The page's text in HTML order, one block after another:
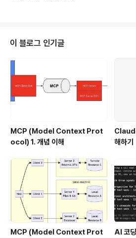
U가 있을 경우 텐서 a,b를 GPU에 저장하고 서로 곱
다. # p..
이 블로그 인기글
MCP (Model Context Prot
ocol) 1. 개념 이해
해하기
MCP (Model Context Prot
AI 코